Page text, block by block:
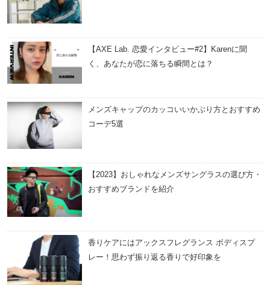
【AXE Lab. 恋愛インタビュー#2】Karenに聞
く、あなたが恋に落ちる瞬間とは？
メンズキャップのカッコいいかぶり方とおすすめ
コーデ5選
【2023】おしゃれなメンズサングラスの選び方・
おすすめブランドを紹介
香りケアにはアックスフレグランス ボディスプ
レー！思わず振り返る香りで好印象を